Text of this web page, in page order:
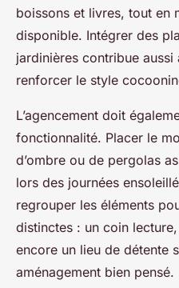
boissons et livres, tout en
disponible. Intégrer des
jardinières contribue aussi
renforcer le style
L’agencement doit
fonctionnalité. Placer le
d’ombre ou de pergolas
lors des journées
regrouper les éléments
distinctes : un coin
encore un lieu de détente
aménagement bien pensé.